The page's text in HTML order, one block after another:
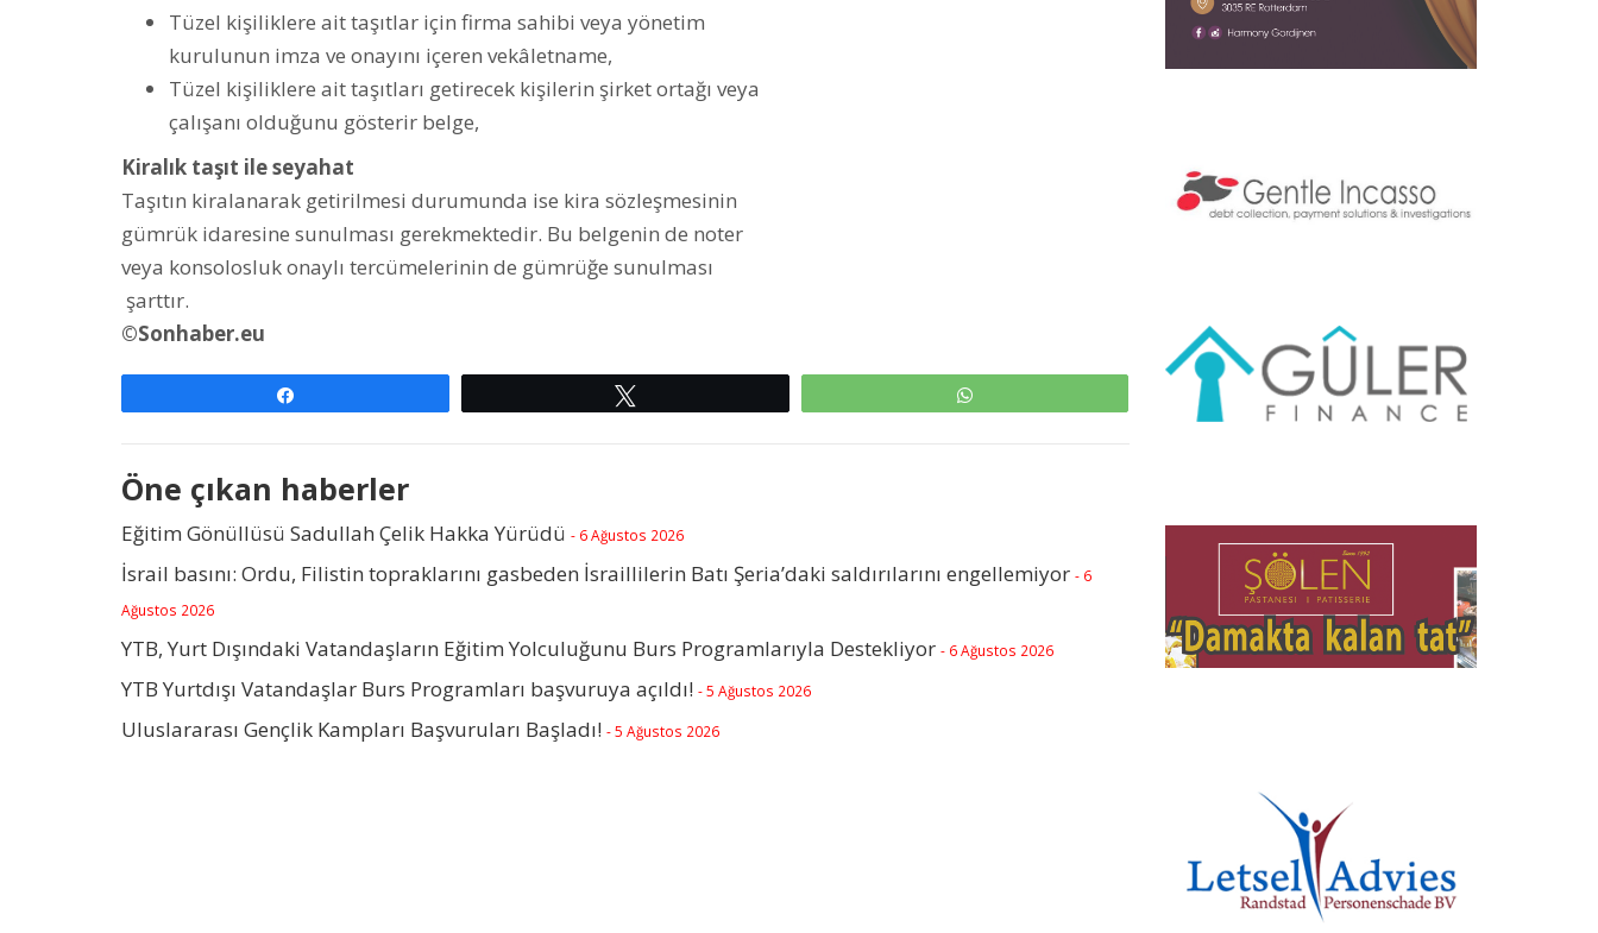
Tüzel kişiliklere ait taşıtlar için firma sahibi veya yönetim
kurulunun imza ve onayını içeren vekâletname,
Tüzel kişiliklere ait taşıtları getirecek kişilerin şirket ortağı veya
çalışanı olduğunu gösterir belge,
Kiralık taşıt ile seyahat
Taşıtın kiralanarak getirilmesi durumunda ise kira sözleşmesinin
gümrük idaresine sunulması gerekmektedir. Bu belgenin de noter
veya konsolosluk onaylı tercümelerinin de gümrüğe sunulması
şarttır.
©Sonhaber.eu
Öne çıkan haberler
Eğitim Gönüllüsü Sadullah Çelik Hakka Yürüdü - 6 Ağustos 2026
İsrail basını: Ordu, Filistin topraklarını gasbeden İsraillilerin Batı Şeria’daki saldırılarını engellemiyor - 6
Ağustos 2026
YTB, Yurt Dışındaki Vatandaşların Eğitim Yolculuğunu Burs Programlarıyla Destekliyor - 6 Ağustos 2026
YTB Yurtdışı Vatandaşlar Burs Programları başvuruya açıldı! - 5 Ağustos 2026
Uluslararası Gençlik Kampları Başvuruları Başladı! - 5 Ağustos 2026